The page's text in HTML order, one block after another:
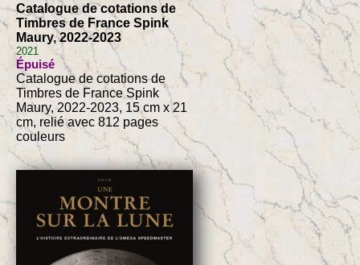
Catalogue de cotations de
Timbres de France Spink
Maury, 2022-2023
2021
Épuisé
Catalogue de cotations de
Timbres de France Spink
Maury, 2022-2023, 15 cm x 21
cm, relié avec 812 pages
couleurs